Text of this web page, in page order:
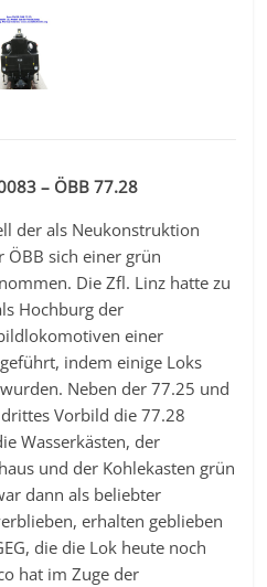
– ÖBB 77.28
der als Neukonstruktion
ÖBB sich einer grün
Die Zfl. Linz hatte zu
Hochburg der
einer
indem einige Loks
Neben der 77.25 und
Vorbild die 77.28
Wasserkästen, der
und der Kohlekasten grün
dann als beliebter
erhalten geblieben
die die Lok heute noch
hat im Zuge der